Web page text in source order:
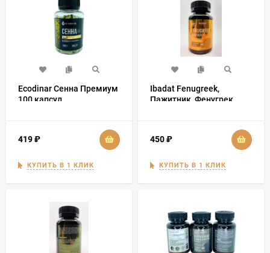
Ecodinar Сенна Премиум
100 капсул
419₽
КУПИТЬ В 1 КЛИК
Ibadat Fenugreek,
Пажитник, Фенугрек
450₽
КУПИТЬ В 1 КЛИК